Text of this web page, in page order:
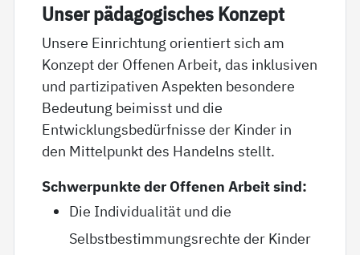
Un­ser päda­go­gi­sches Kon­zept
Unsere Einrichtung orientiert sich am
Konzept der Offenen Arbeit, das inklusiven
und partizipativen Aspekten besondere
Bedeutung beimisst und die
Entwicklungsbedürfnisse der Kinder in
den Mittelpunkt des Handelns stellt.
Schwerpunkte der Offenen Arbeit sind:
Die Individualität und die
Selbstbestimmungsrechte der Kinder